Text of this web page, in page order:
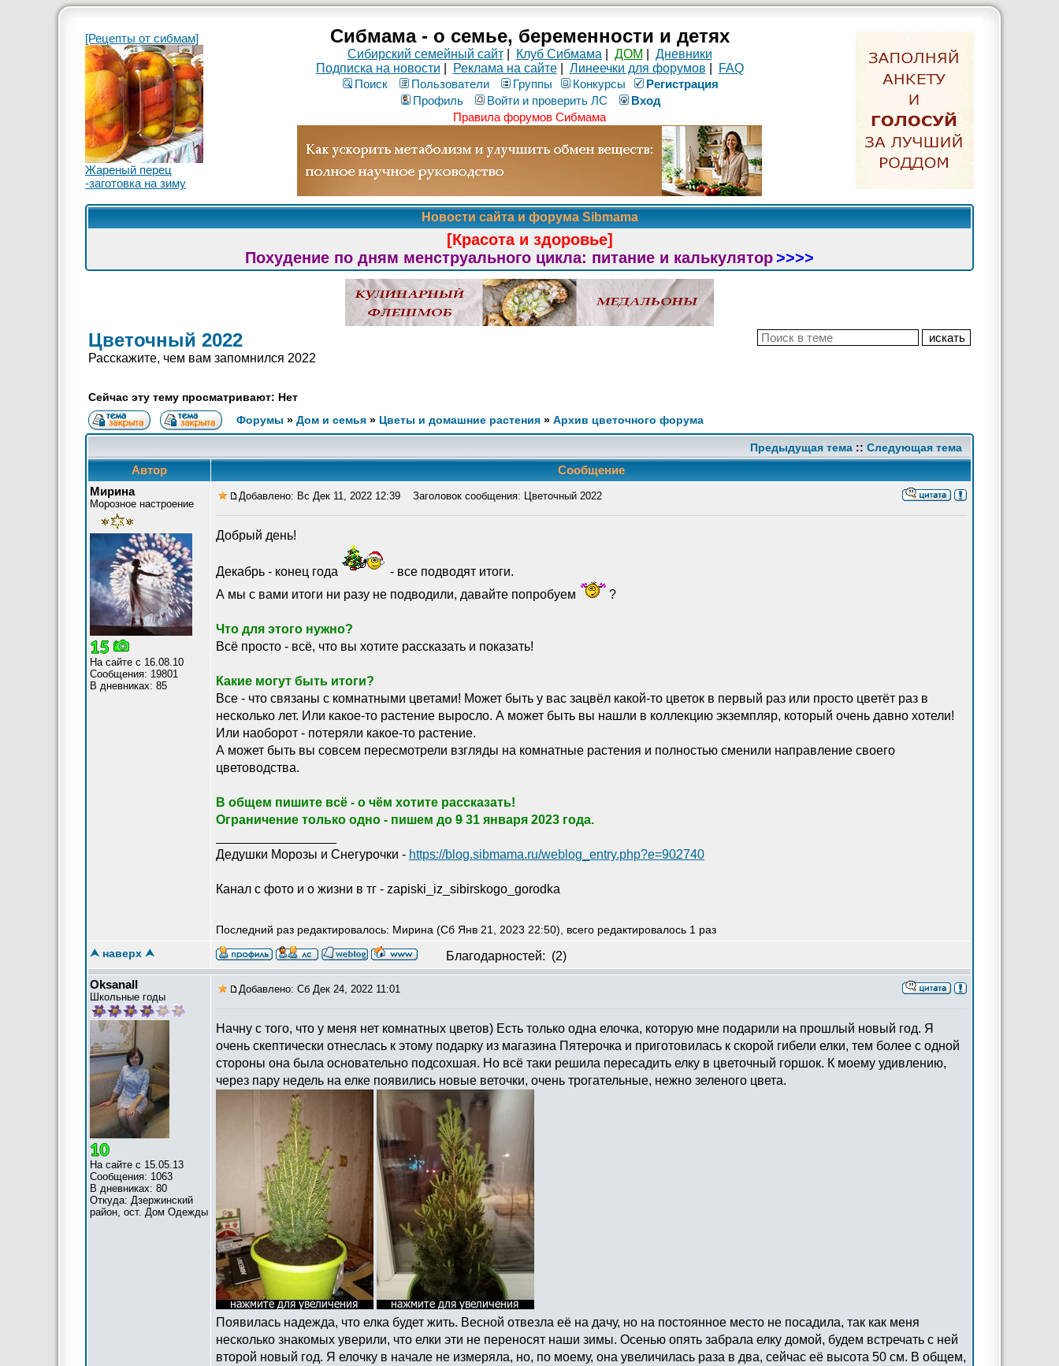
[Рецепты от сибмам]
Жареный перец
-заготовка на зиму
Сибмама - о семье, беременности и детях
Сибирский семейный сайт| Клуб Сибмама ДОМ
Дневники
Подписка на новости
Реклама на сайте| Линеечки для форумов
FAQ
Поиск
Пользователи Группы Конкурсы
Рeгиcтpaция
Профиль
Войти и проверить ЛС
Вход
Правила форумов Сибмама
Новости сайта и форума Sibmama
[Красота и здоровье]
Похудение по дням менструального цикла: питание и калькулятор>>>>
Цветочный 2022
Расскажите, чем вам запомнился 2022
Сейчас эту тему просматривают: Нет
Форумы » Дом и семья » Цветы и домашние растения » Архив цветочного форума
Предыдущая тема :: Следующая тема
Автор
Сообщение
Мирина
Морозное настроение
На сайте с 16.08.10
Сообщения: 19801
В дневниках: 85
Добавлено: Вс Дек 11, 2022 12:39 Заголовок сообщения: Цветочный 2022
Добрый день!
Декабрь - конец года
- все подводят итоги.
А мы с вами итоги ни разу не подводили, давайте попробуем
?
Что для этого нужно?
Всё просто - всё, что вы хотите рассказать и показать!
Какие могут быть итоги?
Все - что связаны с комнатными цветами! Может быть у вас зацвёл какой-то цветок в первый раз или просто цветёт раз в
несколько лет. Или какое-то растение выросло. А может быть вы нашли в коллекцию экземпляр, который очень давно хотели!
Или наоборот - потеряли какое-то растение.
А может быть вы совсем пересмотрели взгляды на комнатные растения и полностью сменили направление своего
цветоводства.
В общем пишите всё - о чём хотите рассказать!
Ограничение только одно - пишем до 9 31 января 2023 года.
Дедушки Морозы и Снегурочки - https://blog.sibmama.ru/weblog_entry.php?e=902740
Канал с фото и о жизни в тг - zapiski_iz_sibirskogo_gorodka
Последний раз редактировалось: Мирина (Сб Янв 21, 2023 22:50), всего редактировалось 1 раз
⮝ наверх ⮝
Благодарностей: (2)
OksanaII
Школьные годы
На сайте с 15.05.13
Сообщения: 1063
В дневниках: 80
Откуда: Дзержинский
район, ост. Дом Одежды
Добавлено: Сб Дек 24, 2022 11:01
Начну с того, что у меня нет комнатных цветов) Есть только одна елочка, которую мне подарили на прошлый новый год. Я
очень скептически отнеслась к этому подарку из магазина Пятерочка и приготовилась к скорой гибели елки, тем более с одной
стороны она была основательно подсохшая. Но всё таки решила пересадить елку в цветочный горшок. К моему удивлению,
через пару недель на елке появились новые веточки, очень трогательные, нежно зеленого цвета.
Появилась надежда, что елка будет жить. Весной отвезла её на дачу, но на постоянное место не посадила, так как меня
несколько знакомых уверили, что елки эти не переносят наши зимы. Осенью опять забрала елку домой, будем встречать с ней
второй новый год. Я елочку в начале не измеряла, но, по моему, она увеличилась раза в два, сейчас её высота 50 см. В общем,